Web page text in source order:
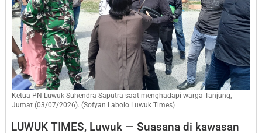
Tanpa
Dikawal
Polisi
Ketua PN Luwuk Suhendra Saputra saat menghadapi warga Tanjung,
Jumat (03/07/2026). (Sofyan Labolo Luwuk Times)
LUWUK TIMES, Luwuk — Suasana di kawasan